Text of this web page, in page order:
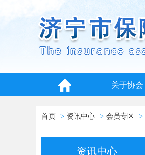
关于协会
首页 资讯中心 会员专区
资讯中心